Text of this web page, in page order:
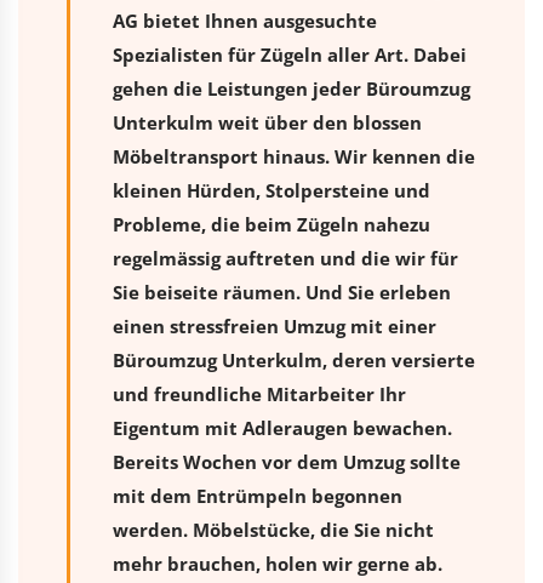
AG bietet Ihnen ausgesuchte
Spezialisten für Zügeln aller Art. Dabei
gehen die Leistungen jeder Büroumzug
Unterkulm weit über den blossen
Möbeltransport hinaus. Wir kennen die
kleinen Hürden, Stolpersteine und
Probleme, die beim Zügeln nahezu
regelmässig auftreten und die wir für
Sie beiseite räumen. Und Sie erleben
einen stressfreien Umzugmit einer
Büroumzug Unterkulm, deren versierte
und freundliche Mitarbeiter Ihr
Eigentum mit Adleraugen bewachen.
Bereits Wochen vor dem Umzug sollte
mit dem Entrümpeln begonnen
werden. Möbelstücke, die Sie nicht
mehr brauchen, holen wir gerne ab.